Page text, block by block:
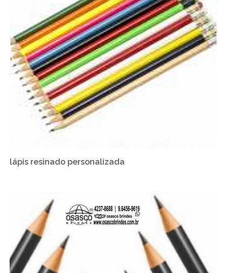
lápis resinado personalizada